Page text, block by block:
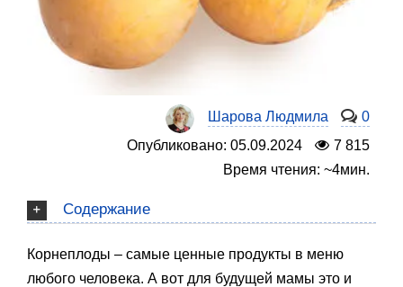
Шарова Людмила
0
Опубликовано: 05.09.2024
7 815
Время чтения: ~4мин.
Содержание
Корнеплоды – самые ценные продукты в меню
любого человека. А вот для будущей мамы это и